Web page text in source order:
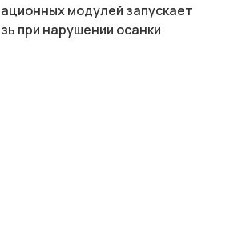
модулей запускает
при нарушении осанки